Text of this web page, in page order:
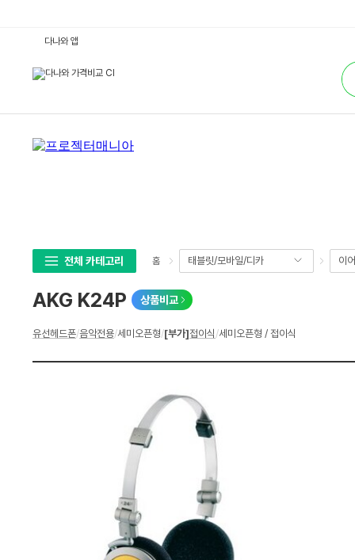
합
검
색
다나와 앱
전체 카테고리 홈 태블릿/모바일/디카 이
AKG K24P 상품비교
상
유선헤드폰/음악전용/세미오픈형/[부가]접이식 /세미오픈형 / 접이식